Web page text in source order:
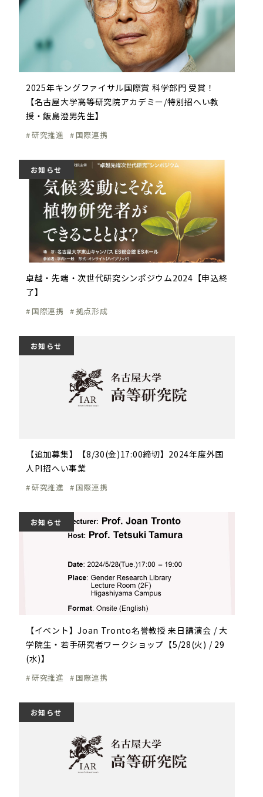
2025年キングファイサル国際賞 科学部門 受賞！
【名古屋大学高等研究院アカデミー/特別招へい教
授・飯島澄男先生】
研究推進 国際連携
お知らせ
卓越・先端・次世代研究シンポジウム2024【申込終
了】
国際連携 拠点形成
お知らせ
【追加募集】【8/30(金)17:00締切】2024年度外国
人PI招へい事業
研究推進 国際連携
お知らせ
【イベント】Joan Tronto名誉教授 来日講演会 / 大
学院生・若手研究者ワークショップ【5/28(火) / 29
(水)】
研究推進 国際連携
お知らせ